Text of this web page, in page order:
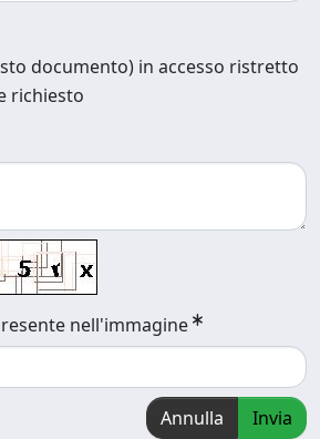
documento) in accesso ristretto
richiesto
nell'immagine
Annulla Invia